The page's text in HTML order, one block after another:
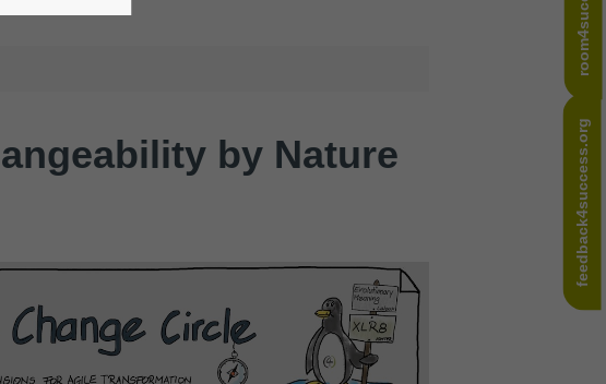
feedback4success.org
by Nature